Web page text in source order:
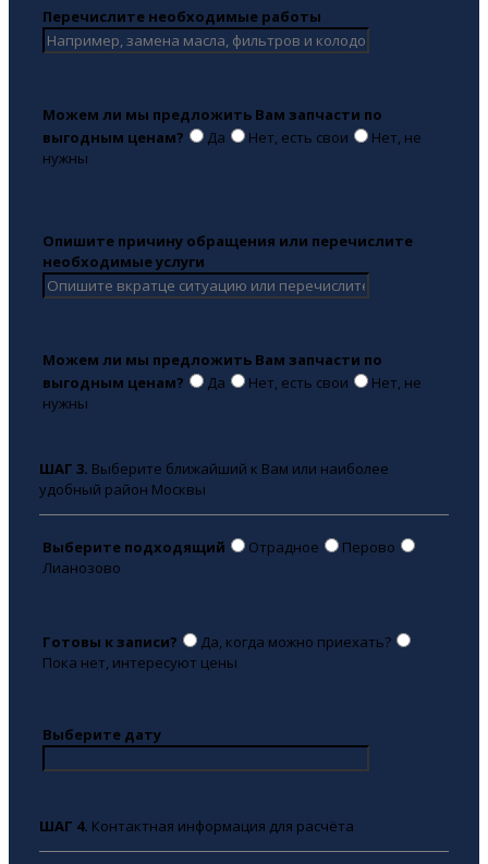
Перечислите необходимые работы
Можем ли мы предложить Вам запчасти по
выгодным ценам?
Да Нет, есть свои
Нет, не
нужны
Опишите причину обращения или перечислите
необходимые услуги
Можем ли мы предложить Вам запчасти по
выгодным ценам?
Да Нет, есть свои
Нет, не
нужны
ШАГ 3. Выберите ближайший к Вам или наиболее
удобный район Москвы
Выберите подходящий Отрадное
Перово
Лианозово
Готовы к записи?
Да, когда можно приехать?
Пока нет, интересуют цены
Выберите дату
ШАГ 4. Контактная информация для расчёта